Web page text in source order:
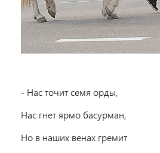
- Нас точит семя орды,
Нас гнет ярмо басурман,
Но в наших венах гремит